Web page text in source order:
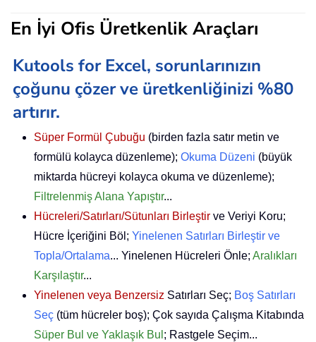
En İyi Ofis Üretkenlik Araçları
Kutools for Excel, sorunlarınızın
çoğunu çözer ve üretkenliğinizi %80
artırır.
Süper Formül Çubuğu (birden fazla satır metin ve
formülü kolayca düzenleme); Okuma Düzeni (büyük
miktarda hücreyi kolayca okuma ve düzenleme);
Filtrelenmiş Alana Yapıştır...
Hücreleri/Satırları/Sütunları Birleştir ve Veriyi Koru;
Hücre İçeriğini Böl; Yinelenen Satırları Birleştir ve
Topla/Ortalama... Yinelenen Hücreleri Önle; Aralıkları
Karşılaştır...
Yinelenen veya Benzersiz Satırları Seç; Boş Satırları
Seç (tüm hücreler boş); Çok sayıda Çalışma Kitabında
Süper Bul ve Yaklaşık Bul ; Rastgele Seçim...